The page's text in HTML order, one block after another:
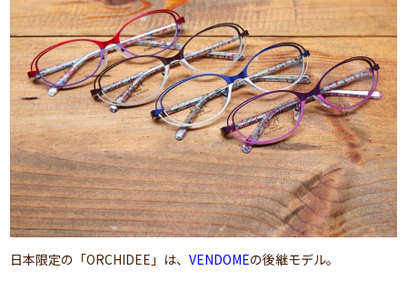
日本限定の「ORCHIDEE」は、VENDOMEの後継モデル。